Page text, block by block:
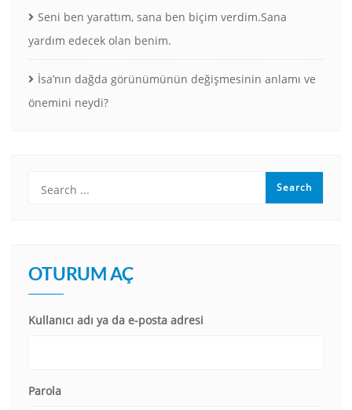
Seni ben yarattım, sana ben biçim verdim.Sana
yardım edecek olan benim.
İsa’nın dağda görünümünün değişmesinin anlamı ve
önemini neydi?
OTURUM AÇ
Kullanıcı adı ya da e-posta adresi
Parola